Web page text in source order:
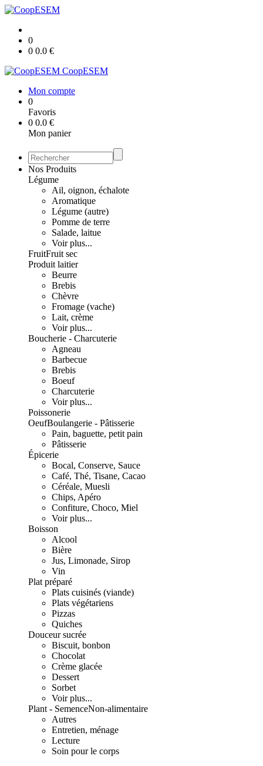
0
0 0.0 €
CoopESEM
Mon compte
0
Favoris
0 0.0 €
Mon panier
Nos Produits
Légume
Ail, oignon, échalote
Aromatique
Légume (autre)
Pomme de terre
Salade, laitue
Voir plus...
FruitFruit sec
Produit laitier
Beurre
Brebis
Chèvre
Fromage (vache)
Lait, crème
Voir plus...
Boucherie - Charcuterie
Agneau
Barbecue
Brebis
Boeuf
Charcuterie
Voir plus...
Poissonerie
OeufBoulangerie - Pâtisserie
Pain, baguette, petit pain
Pâtisserie
Épicerie
Bocal, Conserve, Sauce
Café, Thé, Tisane, Cacao
Céréale, Muesli
Chips, Apéro
Confiture, Choco, Miel
Voir plus...
Boisson
Alcool
Bière
Jus, Limonade, Sirop
Vin
Plat préparé
Plats cuisinés (viande)
Plats végétariens
Pizzas
Quiches
Douceur sucrée
Biscuit, bonbon
Chocolat
Crème glacée
Dessert
Sorbet
Voir plus...
Plant - SemenceNon-alimentaire
Autres
Entretien, ménage
Lecture
Soin pour le corps